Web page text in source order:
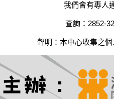
我們會有專人
查詢：2852-
聲明：本中心收集之